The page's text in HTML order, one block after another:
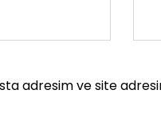
adresim ve site